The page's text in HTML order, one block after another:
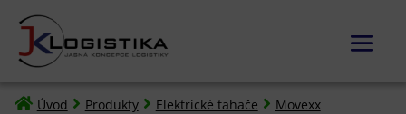
 Úvod  Produkty Elektrické tahače  Movexx